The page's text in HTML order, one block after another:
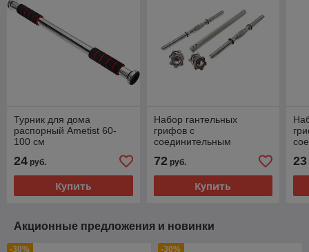
Турник для дома
распорный Ametist 60-
100 см
24 руб.
Купить
Набор гантельных
грифов с
соединительным
коннектором AMETIST 40
см. (посад. диаметр 25
мм.) металл
72руб.
Купить
см.
23
Акционные предложения и новинки
-30% -30%